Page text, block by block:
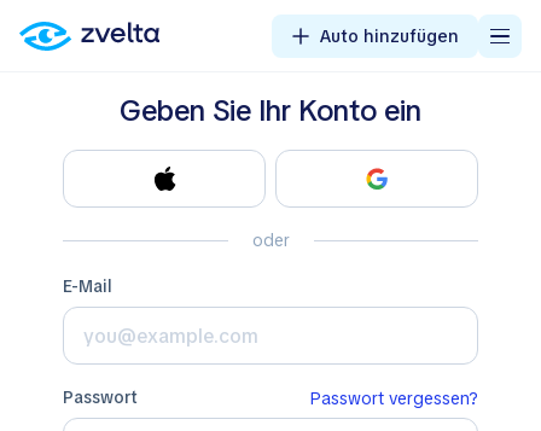
Auto hinzufügen
Geben Sie Ihr Konto ein
oder
E-Mail
Passwort Passwort vergessen?